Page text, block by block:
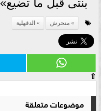
بنتى قبل ما تضيع»
متحرش الدقهلية
⇧
موضوعات متعلقة